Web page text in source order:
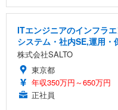
ITエンジニアのインフラ
システム・社内SE,運用
株式会社SALTO
東京都
年収350万円～650万円
正社員